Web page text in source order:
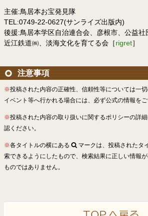
主催:鳥居本お宝発見隊
TEL:0749-22-0627(サンライズ出版内)
後援:鳥居本学区自治連合会、彦根市、公益社
近江鉄道㈱、淡海文化を育てる会［rigret］
注意事項
※投稿された内容の正確性、信頼性等については一
イベント等へ行かれる場合には、必ず公式の情報をご
※投稿された内容の取り扱いに関するポリシーの詳
認ください。
※各タイトルの横にある
マークは、投稿されたタ
索できるようにしたもので、検索結果に正しい情報
ものではありません。